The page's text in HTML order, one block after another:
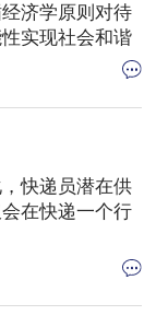
济学原则对待
实现社会和谐
快递员潜在供
在快递一个行